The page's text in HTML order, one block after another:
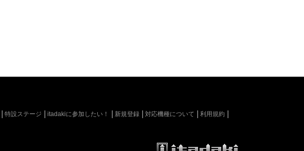
特設ステージ itadakiに参加したい！ 新規登録 対応機種について
利用規約